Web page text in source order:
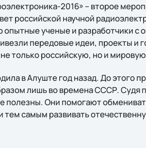
2016» – второе
российской научной
опытные ученые и разработчики
передовые идеи, проекты и
только российскую, но и
в Алуште год назад. До этого
лишь во времена СССР. Судя
Они помогают
тем самым развивать